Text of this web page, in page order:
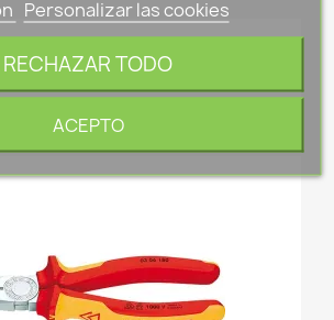
Cromo Mate 10-11 Mm IRIMO
55051
Personalizar las cookies
RECHAZAR TODO
ACEPTO